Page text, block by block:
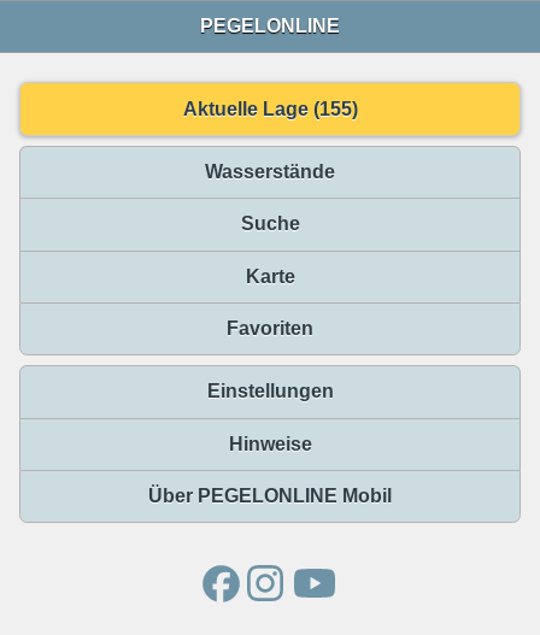
PEGELONLINE
Aktuelle Lage (155)
Wasserstände
Suche
Karte
Favoriten
Einstellungen
Hinweise
Über PEGELONLINE Mobil